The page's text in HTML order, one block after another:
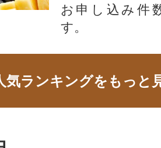
お申し込み件
す。
気ランキングをもっと